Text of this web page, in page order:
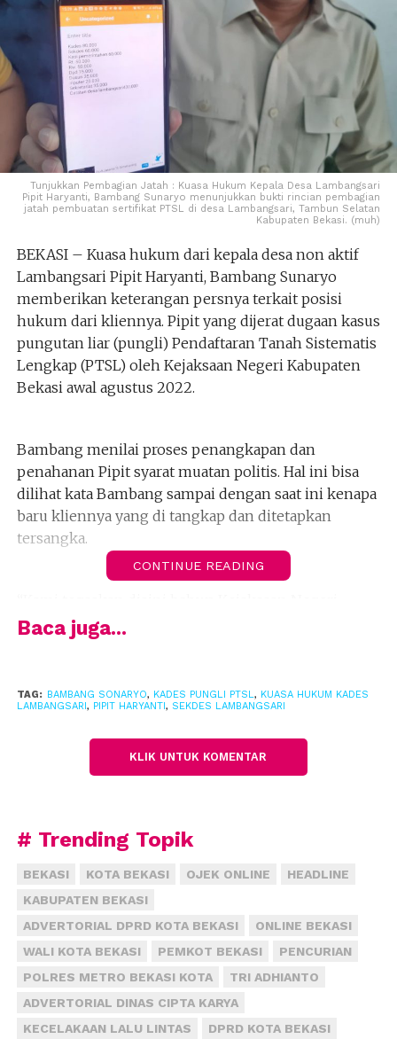
Tunjukkan Pembagian Jatah : Kuasa Hukum Kepala Desa Lambangsari
Pipit Haryanti, Bambang Sunaryo menunjukkan bukti rincian pembagian
jatah pembuatan sertifikat PTSL di desa Lambangsari, Tambun Selatan
Kabupaten Bekasi. (muh)
BEKASI – Kuasa hukum dari kepala desa non aktif
Lambangsari Pipit Haryanti, Bambang Sunaryo
memberikan keterangan persnya terkait posisi
hukum dari kliennya. Pipit yang dijerat dugaan kasus
pungutan liar (pungli) Pendaftaran Tanah Sistematis
Lengkap (PTSL) oleh Kejaksaan Negeri Kabupaten
Bekasi awal agustus 2022.
Bambang menilai proses penangkapan dan
penahanan Pipit syarat muatan politis. Hal ini bisa
dilihat kata Bambang sampai dengan saat ini kenapa
baru kliennya yang di tangkap dan ditetapkan
tersangka.
Kabupaten Bekasi (Cikarang) tebang pilih dalam
menetapkan tersangka, kenapa hanya klien kami
tersangka,”ucap Bambang saat konferensi pers
dengan awak media, senin (19/9) di Boutiqe Cafe
sendiri. Dalam proses penetapan angka pembuatan
sebagai Kades yang menetapkan angka Rp 400.000
untuk satu sertifikat.
RT dan RW lanjut Bambang ikut serta dalam
penentuan angka Rp. 400.000.
CONTINUE READING
Baca juga...
TAG: BAMBANG SONARYO, KADES PUNGLI PTSL, KUASA HUKUM KADES
LAMBANGSARI , PIPIT HARYANTI , SEKDES LAMBANGSARI
KLIK UNTUK KOMENTAR
# Trending Topik
BEKASI KOTA BEKASI OJEK ONLINE
HEADLINE
KABUPATEN BEKASI
ADVERTORIAL DPRD KOTA BEKASI
ONLINE BEKASI
WALI KOTA BEKASI
PEMKOT BEKASI
PENCURIAN
POLRES METRO BEKASI KOTA
TRI ADHIANTO
ADVERTORIAL DINAS CIPTA KARYA
KECELAKAAN LALU LINTAS
DPRD KOTA BEKASI